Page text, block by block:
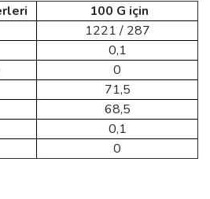
100 G için
1221 / 287
0,1
0
71,5
68,5
0,1
0